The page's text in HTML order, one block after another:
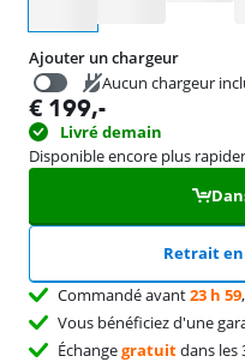
Ajouter un chargeur
Aucun chargeur
€ 199,-
Livré demain
Disponible encore plus
Retrait
Commandé avant23 h 59
Vous bénéficiez d'une
Échangegratuitdans les